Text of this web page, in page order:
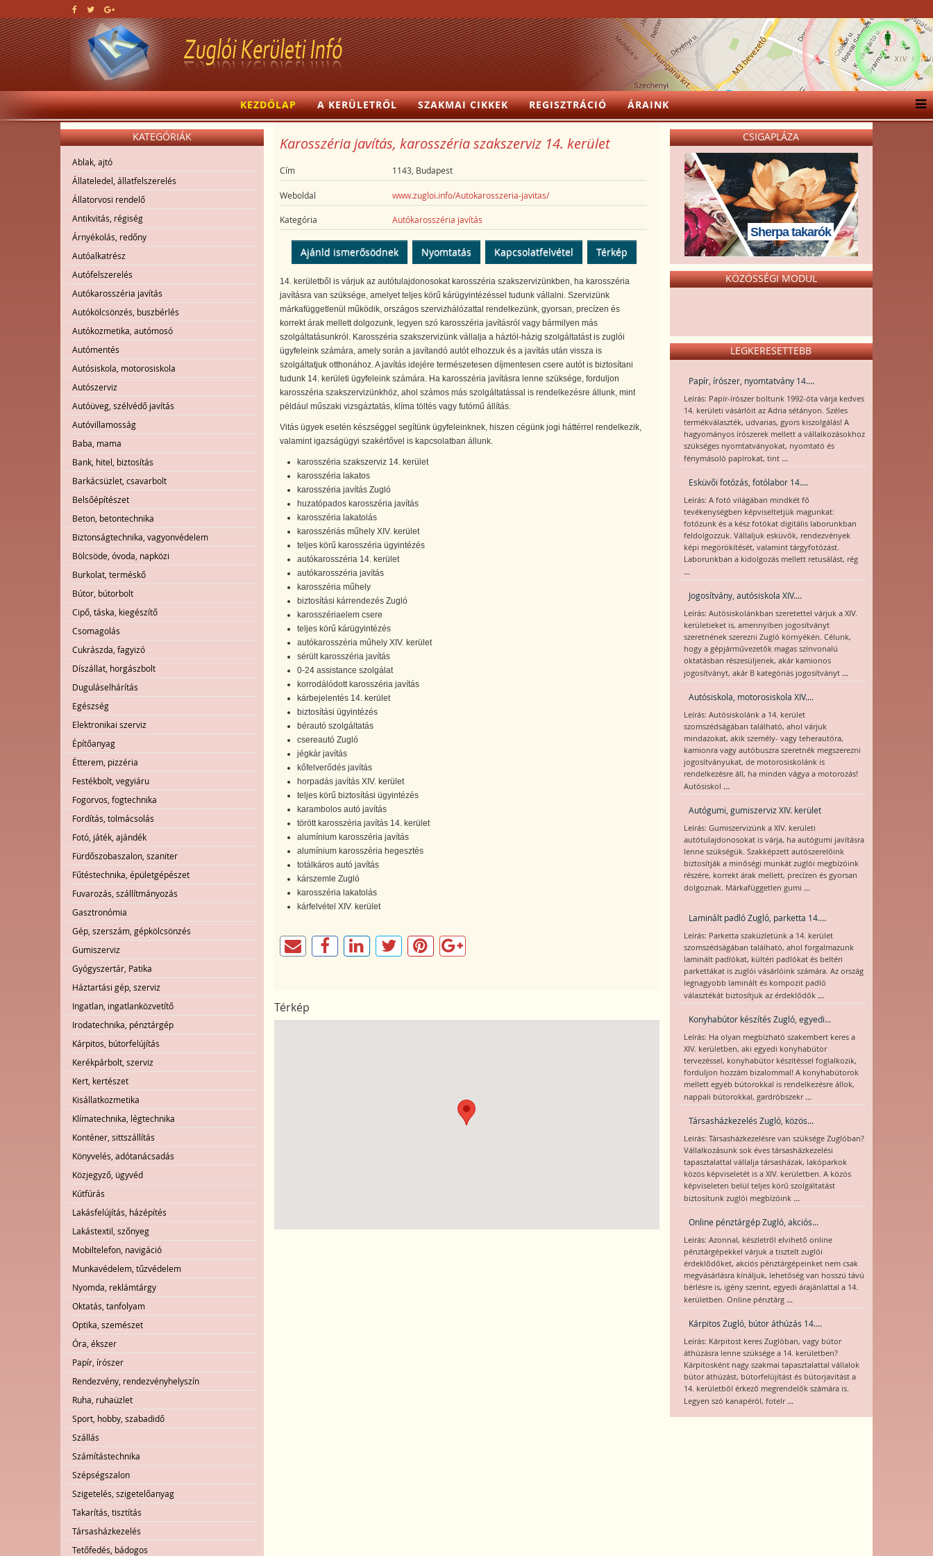
KEZDŐLAP A KERÜLETRŐL SZAKMAI CIKKEK REGISZTRÁCIÓ ÁRAINK
KATEGÓRIÁK
Ablak, ajtó
Állateledel, állatfelszerelés
Állatorvosi rendelő
Antikvitás, régiség
Árnyékolás, redőny
Autóalkatrész
Autófelszerelés
Autókarosszéria javítás
Autókölcsönzés, buszbérlés
Autókozmetika, autómosó
Autómentés
Autósiskola, motorosiskola
Autószerviz
Autóüveg, szélvédő javítás
Autóvillamosság
Baba, mama
Bank, hitel, biztosítás
Barkácsüzlet, csavarbolt
Belsőépítészet
Beton, betontechnika
Biztonságtechnika, vagyonvédelem
Bölcsöde, óvoda, napközi
Burkolat, terméskő
Bútor, bútorbolt
Cipő, táska, kiegészítő
Csomagolás
Cukrászda, fagyizó
Díszállat, horgászbolt
Duguláselhárítás
Egészség
Elektronikai szerviz
Építőanyag
Étterem, pizzéria
Festékbolt, vegyiáru
Fogorvos, fogtechnika
Fordítás, tolmácsolás
Fotó, játék, ajándék
Fürdőszobaszalon, szaniter
Fűtéstechnika, épületgépészet
Fuvarozás, szállítmányozás
Gasztronómia
Gép, szerszám, gépkölcsönzés
Gumiszerviz
Gyógyszertár, Patika
Háztartási gép, szerviz
Ingatlan, ingatlanközvetítő
Irodatechnika, pénztárgép
Kárpitos, bútorfelújítás
Kerékpárbolt, szerviz
Kert, kertészet
Kisállatkozmetika
Klímatechnika, légtechnika
Konténer, sittszállítás
Könyvelés, adótanácsadás
Közjegyző, ügyvéd
Kútfúrás
Lakásfelújítás, házépítés
Lakástextil, szőnyeg
Mobiltelefon, navigáció
Munkavédelem, tűzvédelem
Nyomda, reklámtárgy
Oktatás, tanfolyam
Optika, szemészet
Óra, ékszer
Papír, írószer
Rendezvény, rendezvényhelyszín
Ruha, ruhaüzlet
Sport, hobby, szabadidő
Szállás
Számítástechnika
Szépségszalon
Szigetelés, szigetelőanyag
Takarítás, tisztítás
Társasházkezelés
Tetőfedés, bádogos
Karosszéria javítás, karosszéria szakszerviz 14. kerület
Cím 1143, Budapest
Weboldal www.zugloi.info/Autokarosszeria-javitas/
Kategória Autókarosszéria javítás
Ajánld ismerősödnek Nyomtatás Kapcsolatfelvétel Térkép
14. kerületből is várjuk az autótulajdonosokat karosszéria szakszervizünkben, ha karosszéria
javításra van szüksége, amelyet teljes körű kárügyintézéssel tudunk vállalni. Szervizünk
márkafüggetlenül működik, országos szervizhálózattal rendelkezünk, gyorsan, precízen és
korrekt árak mellett dolgozunk, legyen szó karosszéria javításról vagy bármilyen más
szolgáltatásunkról. Karosszéria szakszervizünk vállalja a háztól-házig szolgáltatást is zuglói
ügyfeleink számára, amely során a javítandó autót elhozzuk és a javítás után vissza is
szolgáltatjuk otthonához. A javítás idejére természetesen díjmentesen csere autót is biztosítani
tudunk 14. kerületi ügyfeleink számára. Ha karosszéria javításra lenne szüksége, forduljon
karosszéria szakszervizünkhöz, ahol számos más szolgáltatással is rendelkezésre állunk, mint
például műszaki vizsgáztatás, klíma töltés vagy futómű állítás.
Vitás ügyek esetén készséggel segítünk ügyfeleinknek, hiszen cégünk jogi háttérrel rendelkezik,
valamint igazságügyi szakértővel is kapcsolatban állunk.
karosszéria szakszerviz 14. kerület
karosszéria lakatos
karosszéria javítás Zugló
huzatópados karosszéria javítás
karosszéria lakatolás
karosszériás műhely XIV. kerület
teljes körű karosszéria ügyintézés
autókarosszéria 14. kerület
autókarosszéria javítás
karosszéria műhely
biztosítási kárrendezés Zugló
karosszériaelem csere
teljes körű kárügyintézés
autókarosszéria műhely XIV. kerület
sérült karosszéria javítás
0-24 assistance szolgálat
korrodálódott karosszéria javítás
kárbejelentés 14. kerület
biztosítási ügyintézés
bérautó szolgáltatás
csereautó Zugló
jégkár javítás
kőfelverődés javítás
horpadás javítás XIV. kerület
teljes körű biztosítási ügyintézés
karambolos autó javítás
törött karosszéria javítás 14. kerület
alumínium karosszéria javítás
alumínium karosszéria hegesztés
totálkáros autó javítás
kárszemle Zugló
karosszéria lakatolás
kárfelvétel XIV. kerület
Térkép
CSIGAPLÁZA
Sherpa takarók
KÖZÖSSÉGI MODUL
LEGKERESETTEBB
Papír, írószer, nyomtatvány 14....
Leírás: Papír-írószer boltunk 1992-óta várja kedves
14. kerületi vásárlóit az Adria sétányon. Széles
termékválaszték, udvarias, gyors kiszolgálás! A
hagyományos írószerek mellett a vállalkozásokhoz
szükséges nyomtatványokat, nyomtató és
fénymásoló papírokat, tint ...
Esküvői fotózás, fotólabor 14....
Leírás: A fotó világában mindkét fő
tevékenységben képviseltetjük magunkat:
fotózunk és a kész fotókat digitális laborunkban
feldolgozzuk. Vállaljuk esküvők, rendezvények
képi megörökítését, valamint tárgyfotózást.
Laborunkban a kidolgozás mellett retusálást, rég
...
Jogosítvány, autósiskola XIV....
Leírás: Autósiskolánkban szeretettel várjuk a XIV.
kerületieket is, amennyiben jogosítványt
szeretnének szerezni Zugló környékén. Célunk,
hogy a gépjárművezetők magas színvonalú
oktatásban részesüljenek, akár kamionos
jogosítványt, akár B kategóriás jogosítványt ...
Autósiskola, motorosiskola XIV....
Leírás: Autósiskolánk a 14. kerület
szomszédságában található, ahol várjuk
mindazokat, akik személy- vagy teherautóra,
kamionra vagy autóbuszra szeretnék megszerezni
jogosítványukat, de motorosiskolánk is
rendelkezésre áll, ha minden vágya a motorozás!
Autósiskol ...
Autógumi, gumiszerviz XIV. kerület
Leírás: Gumiszervizünk a XIV. kerületi
autótulajdonosokat is várja, ha autógumi javításra
lenne szükségük. Szakképzett autószerelőink
biztosítják a minőségi munkát zuglói megbízóink
részére, korrekt árak mellett, precízen és gyorsan
dolgoznak. Márkafüggetlen gumi ...
Laminált padló Zugló, parketta 14....
Leírás: Parketta szaküzletünk a 14. kerület
szomszédságában található, ahol forgalmazunk
laminált padlókat, kültéri padlókat és beltéri
parkettákat is zuglói vásárlóink számára. Az ország
legnagyobb laminált és kompozit padló
választékát biztosítjuk az érdeklődők ...
Konyhabútor készítés Zugló, egyedi...
Leírás: Ha olyan megbízható szakembert keres a
XIV. kerületben, aki egyedi konyhabútor
tervezéssel, konyhabútor készítéssel foglalkozik,
forduljon hozzám bizalommal! A konyhabútorok
mellett egyéb bútorokkal is rendelkezésre állok,
nappali bútorokkal, gardróbszekr...
Társasházkezelés Zugló, közös...
Leírás: Társasházkezelésre van szüksége Zuglóban?
Vállalkozásunk sok éves társasházkezelési
tapasztalattal vállalja társasházak, lakóparkok
közös képviseletét is a XIV. kerületben. A közös
képviseleten belül teljes körű szolgáltatást
biztosítunk zuglói megbízóink ...
Online pénztárgép Zugló, akciós...
Leírás: Azonnal, készletről elvihető online
pénztárgépekkel várjuk a tisztelt zuglói
érdeklődőket, akciós pénztárgépeinket nem csak
megvásárlásra kínáljuk, lehetőség van hosszú távú
bérlésre is, igény szerint, egyedi árajánlattal a 14.
kerületben. Online pénztárg ...
Kárpitos Zugló, bútor áthúzás 14....
Leírás: Kárpitost keres Zuglóban, vagy bútor
áthúzásra lenne szüksége a 14. kerületben?
Kárpitosként nagy szakmai tapasztalattal vállalok
bútor áthúzást, bútorfelújítást és bútorjavítást a
14. kerületből érkező megrendelők számára is.
Legyen szó kanapéról, fotelr...